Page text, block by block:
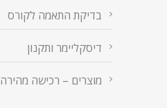
בדיקת התאמה לקורס
דיסקליימר ותקנון
מוצרים – רכישה מהירה